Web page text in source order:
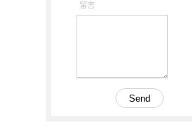
留言